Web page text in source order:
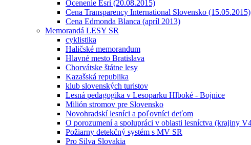
Ocenenie Esri (20.08.2015)
Cena Transparency International Slovensko (15.05.2015)
Cena Edmonda Blanca (apríl 2013)
Memorandá LESY SR
cyklistika
Haličské memorandum
Hlavné mesto Bratislava
Chorvátske štátne lesy
Kazašská republika
klub slovenských turistov
Lesná pedagogika v Lesoparku Hlboké - Bojnice
Milión stromov pre Slovensko
Novohradskí lesníci a poľovníci deťom
O porozumení a spolupráci v oblasti lesníctva (krajiny
Požiarny detekčný systém s MV SR
Pro Silva Slovakia